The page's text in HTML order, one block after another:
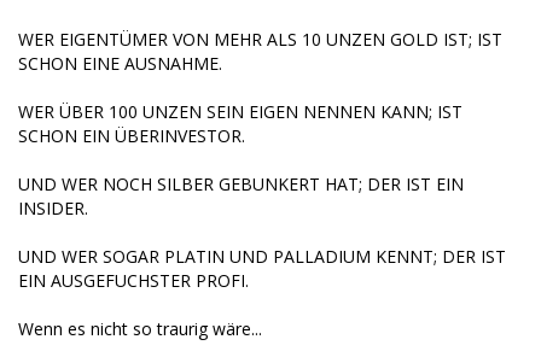
WER EIGENTÜMER VON MEHR ALS 10 UNZEN GOLD IST; IST
SCHON EINE AUSNAHME.
WER ÜBER 100 UNZEN SEIN EIGEN NENNEN KANN; IST
SCHON EIN ÜBERINVESTOR.
UND WER NOCH SILBER GEBUNKERT HAT; DER IST EIN
INSIDER.
UND WER SOGAR PLATIN UND PALLADIUM KENNT; DER IST
EIN AUSGEFUCHSTER PROFI.
Wenn es nicht so traurig wäre...